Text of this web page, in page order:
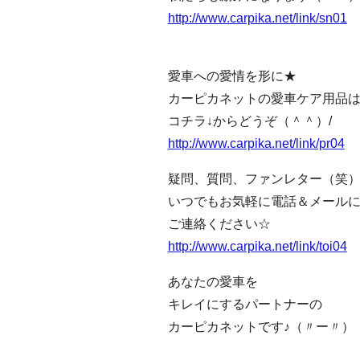
http://www.carpika.net/link/sn01
愛車への愛情を形に★
カーピカネットの愛車ケア用品は
コチラ↓からどうぞ（＾＾）/
http://www.carpika.net/link/pr04
疑問、質問、ファンレター（笑）
いつでもお気軽に電話＆メール
ご連絡ください☆
http://www.carpika.net/link/toi04
あなたの愛車を
キレイにするパートナーの
カーピカネットです♪（〃ー〃）